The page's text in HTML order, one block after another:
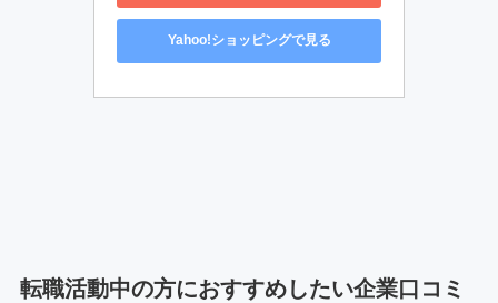
Yahoo!ショッピングで見る
転職活動中の方におすすめしたい企業口コミ